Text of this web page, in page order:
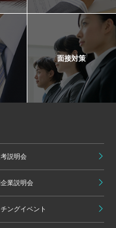
面接対策
説明会
業説明会
ングイベント